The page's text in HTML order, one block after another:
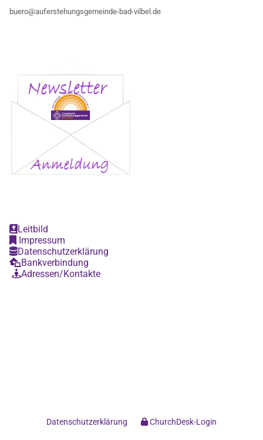
buero@auferstehungsgemeinde-bad-vilbel.de
Leitbild
Impressum
Datenschutzerklärung
Bankverbindung
Adressen/Kontakte
Datenschutzerklärung ChurchDesk-Login